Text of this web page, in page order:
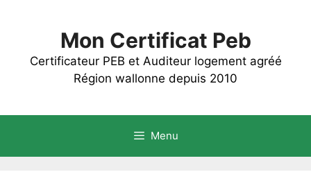
Mon Certificat Peb
Certificateur PEB et Auditeur logement agréé
Région wallonne depuis 2010
Menu